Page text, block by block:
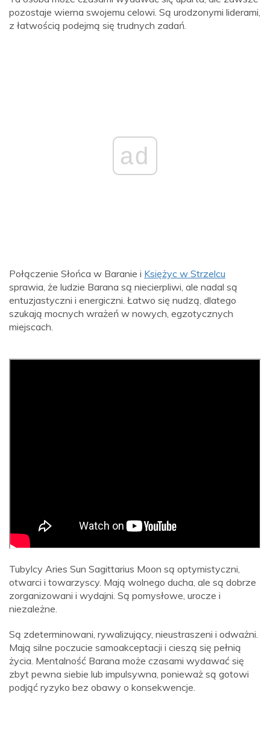
pozostaje wierna swojemu celowi. Są urodzonymi liderami,
z łatwością podejmą się trudnych zadań.
ad
Połączenie Słońca w Baranie i Księżyc w Strzelcu
sprawia, że ​​ludzie Barana są niecierpliwi, ale nadal są
entuzjastyczni i energiczni. Łatwo się nudzą, dlatego
szukają mocnych wrażeń w nowych, egzotycznych
miejscach.
Tubylcy Aries Sun Sagittarius Moon są optymistyczni,
otwarci i towarzyscy. Mają wolnego ducha, ale są dobrze
zorganizowani i wydajni. Są pomysłowe, urocze i
niezależne.
Są zdeterminowani, rywalizujący, nieustraszeni i odważni.
Mają silne poczucie samoakceptacji i cieszą się pełnią
życia. Mentalność Barana może czasami wydawać się
zbyt pewna siebie lub impulsywna, ponieważ są gotowi
podjąć ryzyko bez obawy o konsekwencje.